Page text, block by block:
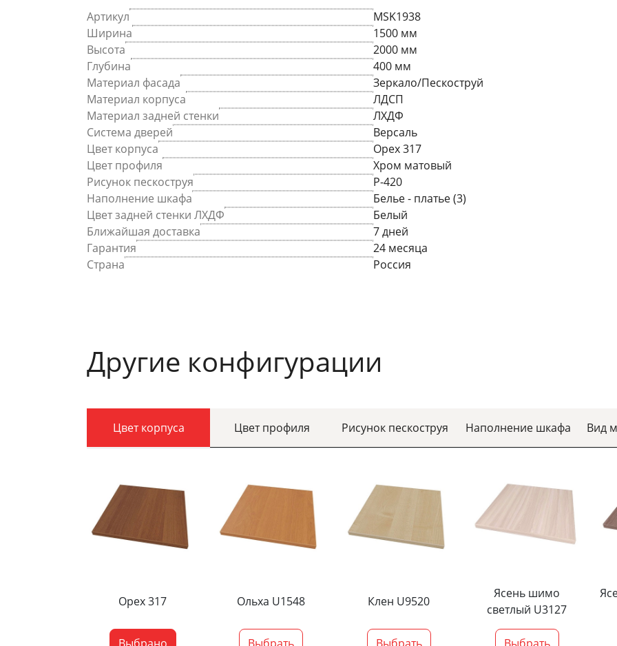
Артикул
MSK1938
Ширина
1500 мм
Высота
2000 мм
Глубина
400 мм
Материал фасада
Зеркало/Пескоструй
Материал корпуса
ЛДСП
Материал задней стенки
ЛХДФ
Система дверей
Версаль
Цвет корпуса
Орех 317
Цвет профиля
Хром матовый
Рисунок пескоструя
P-420
Наполнение шкафа
Белье - платье (3)
Цвет задней стенки ЛХДФ
Белый
Ближайшая доставка
7 дней
Гарантия
24 месяца
Страна
Россия
Другие конфигурации
Цвет корпуса Цвет профиля Рисунок пескоструя Наполнение шкафа Вид
Орех 317 Ольха U1548 Клен U9520
Ясень шимо
светлый U3127